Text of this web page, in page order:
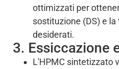
ottimizzati per
sostituzione (DS) e
desiderati.
3. Essiccazione
L'HPMC sintetizzato